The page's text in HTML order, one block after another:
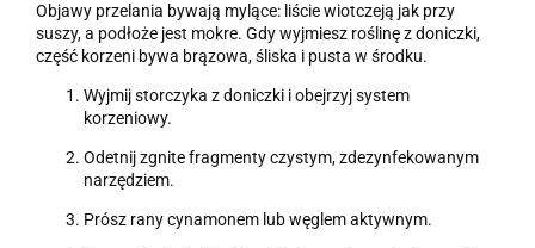
Objawy przelania bywają mylące: liście wiotczeją jak przy
suszy, a podłoże jest mokre. Gdy wyjmiesz roślinę z doniczki,
część korzeni bywa brązowa, śliska i pusta w środku.
Wyjmij storczyka z doniczki i obejrzyj system
korzeniowy.
Odetnij zgnite fragmenty czystym, zdezynfekowanym
narzędziem.
Prósz rany cynamonem lub węglem aktywnym.